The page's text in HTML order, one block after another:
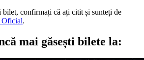
confirmați că ați citit și sunteți de
Oficial.
mai găsești bilete la: